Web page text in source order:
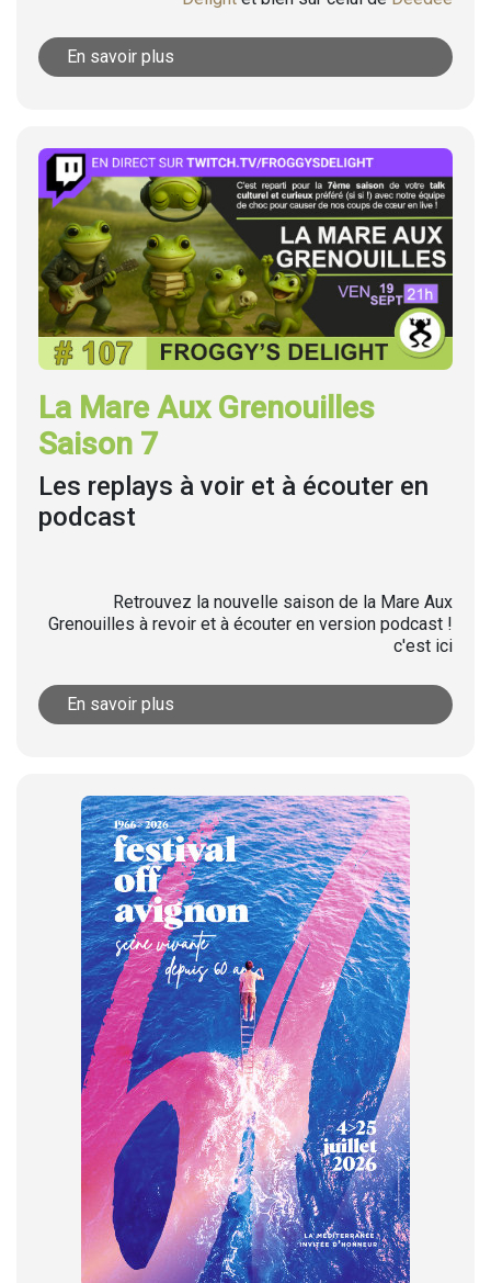
En savoir plus
La Mare Aux Grenouilles
Saison 7
Les replays à voir et à écouter en
podcast
Retrouvez la nouvelle saison de la Mare Aux
Grenouilles à revoir et à écouter en version podcast !
c'est ici
En savoir plus